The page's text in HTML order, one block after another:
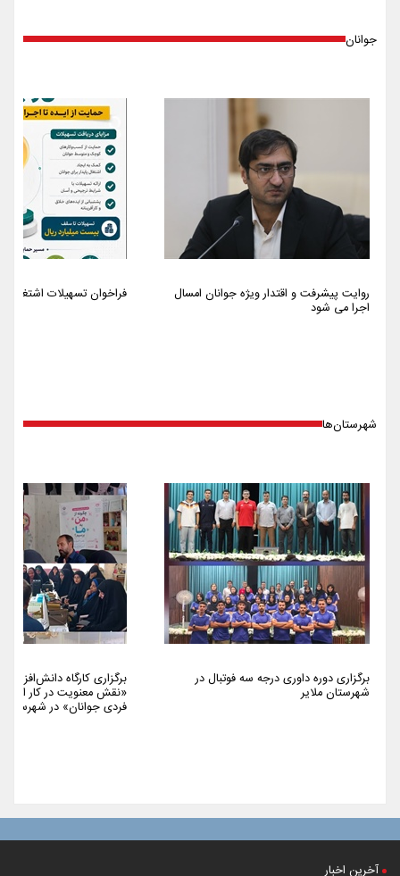
جوانان
روایت پیشرفت و اقتدار ویژه جوانان امسال
اجرا می شود
فراخوان تسهیلات اشتغالزایی
شهرستان‌ها
برگزاری دوره داوری درجه سه فوتبال در
شهرستان ملایر
برگزاری کارگاه
«نقش معنویت در کار
فردی جوانان» در شهرستان
آخرین اخبار